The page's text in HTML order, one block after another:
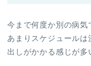
今まで何度か別の病気
あまりスケジュール
出しがかかる感じが多